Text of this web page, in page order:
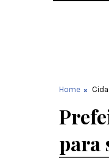
Home
para